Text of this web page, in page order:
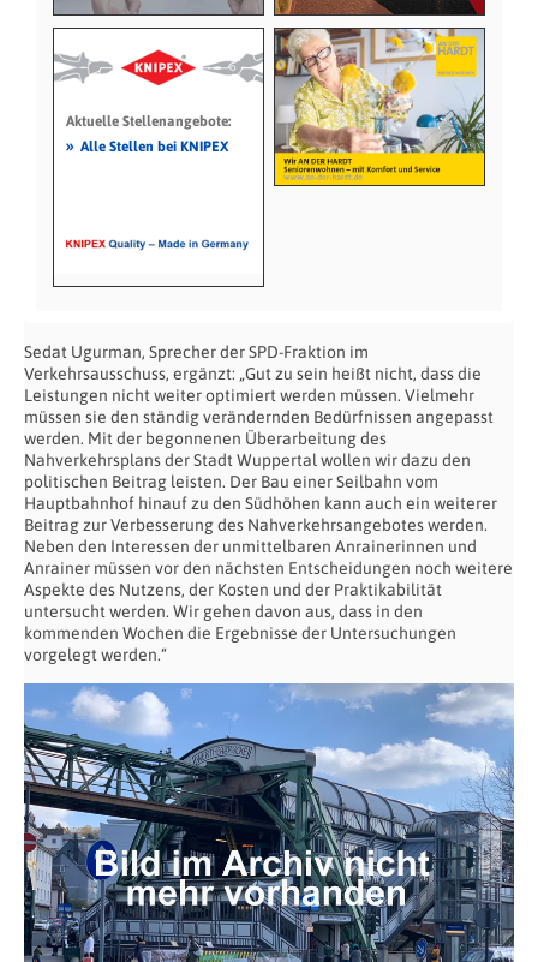
Aktuelle Stellenangebote:
» Alle Stellen bei KNIPEX
Sedat Ugurman, Sprecher der SPD-Fraktion im
Verkehrsausschuss, ergänzt: „Gut zu sein heißt nicht, dass die
Leistungen nicht weiter optimiert werden müssen. Vielmehr
müssen sie den ständig verändernden Bedürfnissen angepasst
werden. Mit der begonnenen Überarbeitung des
Nahverkehrsplans der Stadt Wuppertal wollen wir dazu den
politischen Beitrag leisten. Der Bau einer Seilbahn vom
Hauptbahnhof hinauf zu den Südhöhen kann auch ein weiterer
Beitrag zur Verbesserung des Nahverkehrsangebotes werden.
Neben den Interessen der unmittelbaren Anrainerinnen und
Anrainer müssen vor den nächsten Entscheidungen noch weitere
Aspekte des Nutzens, der Kosten und der Praktikabilität
untersucht werden. Wir gehen davon aus, dass in den
kommenden Wochen die Ergebnisse der Untersuchungen
vorgelegt werden.“